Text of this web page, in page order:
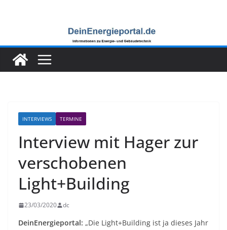
INTERVIEWS TERMINE
Interview mit Hager zur
verschobenen
Light+Building
23/03/2020 dc
DeinEnergieportal: „Die Light+Building ist ja dieses Jahr